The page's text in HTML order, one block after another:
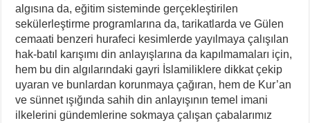
algısına da, eğitim sisteminde gerçekleştirilen
sekülerleştirme programlarına da, tarikatlarda ve Gülen
cemaati benzeri hurafeci kesimlerde yayılmaya çalışılan
hak-batıl karışımı din anlayışlarına da kapılmamaları için,
hem bu din algılarındaki gayri İslamiliklere dikkat çekip
uyaran ve bunlardan korunmaya çağıran, hem de Kur’an
ve sünnet ışığında sahih din anlayışının temel imani
ilkelerini gündemlerine sokmaya çalışan çabalarımız